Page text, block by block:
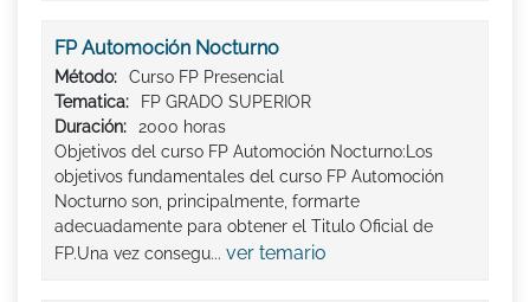
FP Automoción Nocturno
Método:
Curso FP Presencial
Tematica:
FP GRADO SUPERIOR
Duración:
2000 horas
Objetivos del curso FP Automoción Nocturno:Los
objetivos fundamentales del curso FP Automoción
Nocturno son, principalmente, formarte
adecuadamente para obtener el Titulo Oficial de
FP.Una vez consegu... ver temario